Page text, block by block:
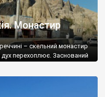
Монастир
– скельний монастир
перехоплює. Заснований